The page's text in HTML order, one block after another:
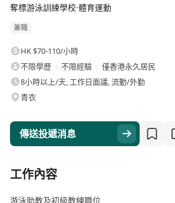
奪標游泳訓練學校·體育運動
兼職
HK $70-110/小時
不限學歷
不限經驗
僅香港永久居民
8小時以上/天, 工作日面議, 流動/外勤
青衣
傳送投遞消息
工作內容
游泳助教及初級教練職位